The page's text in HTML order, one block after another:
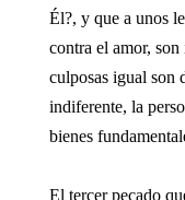
Él?, y que a unos
contra el amor,
culposas igual son
indiferente, la
bienes
El tercer pecado